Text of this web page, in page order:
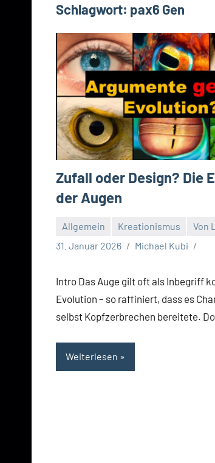
Schlagwort: pax6 Gen
Zufall oder Design? Die
der Augen
Allgemein Kreationismus
Von
31. Januar 2026
Michael Kubi
Intro Das Auge gilt oft als Inbegriff
Evolution – so raffiniert, dass es
selbst Kopfzerbrechen bereitete.
Weiterlesen